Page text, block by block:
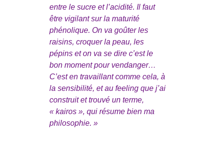
entre le sucre et l’acidité. Il faut
être vigilant sur la maturité
phénolique. On va goûter les
raisins, croquer la peau, les
pépins et on va se dire c’est le
bon moment pour vendanger…
C’est en travaillant comme cela, à
la sensibilité, et au feeling que j’ai
construit et trouvé un terme,
« kairos », qui résume bien ma
philosophie. »